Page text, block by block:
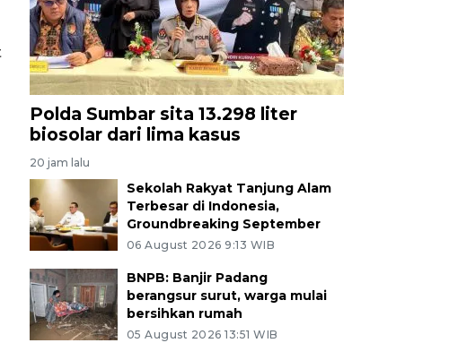
Polda Sumbar sita 13.298 liter
biosolar dari lima kasus
20 jam lalu
Sekolah Rakyat Tanjung Alam
Terbesar di Indonesia,
Groundbreaking September
06 August 2026 9:13 WIB
BNPB: Banjir Padang
berangsur surut, warga mulai
bersihkan rumah
05 August 2026 13:51 WIB